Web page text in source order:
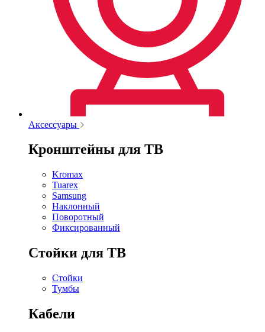
Аксессуары
Кронштейны для ТВ
Kromax
Tuarex
Samsung
Наклонный
Поворотный
Фиксированный
Стойки для ТВ
Стойки
Тумбы
Кабели